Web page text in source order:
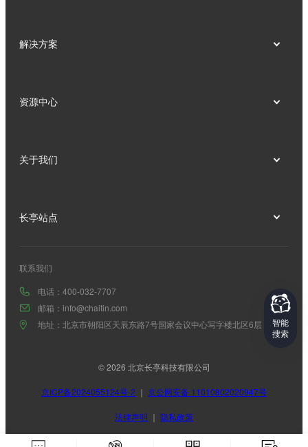
解决方案
资源中心
关于我们
长亭站点
联系我们
电话：400-032-7707
邮箱：info@chaitin.com
地址：北京市朝阳区天辰东路7号国家会议中心写字楼北区6层
© 2026 北京长亭科技有限公司
京ICP备2024055124号-2 ｜ 京公网安备 11010802020947号
法律声明 ｜ 隐私政策
智能
搜索